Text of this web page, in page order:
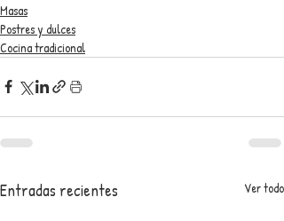
Masas
Postres y dulces
Cocina tradicional
Entradas recientes Ver todo